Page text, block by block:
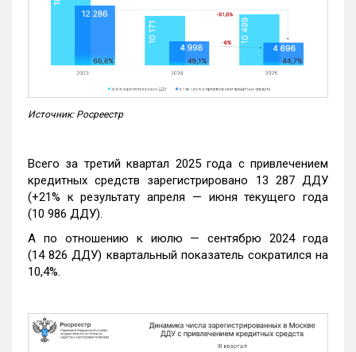
Источник: Росреестр
Всего за третий квартал 2025 года с привлечением
кредитных средств зарегистрировано 13 287 ДДУ
(+21% к результату апреля — июня текущего года
(10 986 ДДУ).
А по отношению к июлю — сентябрю 2024 года
(14 826 ДДУ) квартальный показатель сократился на
10,4%.